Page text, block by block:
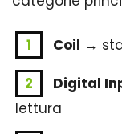
Coil →
Digital
lettura